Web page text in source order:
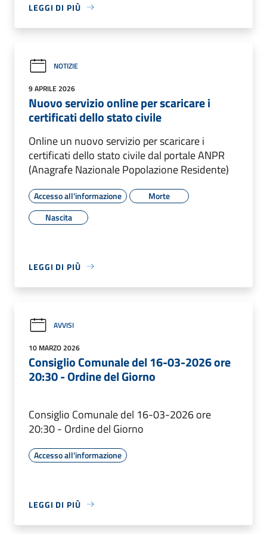
LEGGI DI PIÙ
NOTIZIE
9 APRILE 2026
Nuovo servizio online per scaricare i
certificati dello stato civile
Online un nuovo servizio per scaricare i
certificati dello stato civile dal portale ANPR
(Anagrafe Nazionale Popolazione Residente)
Accesso all'informazione
Morte
Nascita
LEGGI DI PIÙ
AVVISI
10 MARZO 2026
Consiglio Comunale del 16-03-2026 ore
20:30 - Ordine del Giorno
Consiglio Comunale del 16-03-2026 ore
20:30 - Ordine del Giorno
Accesso all'informazione
LEGGI DI PIÙ